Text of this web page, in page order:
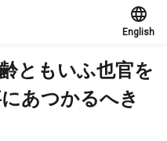
English
齢ともいふ也官を
あつかるへき